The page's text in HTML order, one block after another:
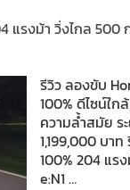
แรงม้า วิ่งไกล 500
รีวิว ลองขับ
100% ดีไซน์ใก
ความล้ำสมัย ร
1,199,000 บา
100% 204 แร
e:N1 …